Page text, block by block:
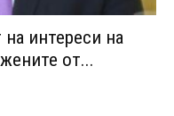
интереси на
от...